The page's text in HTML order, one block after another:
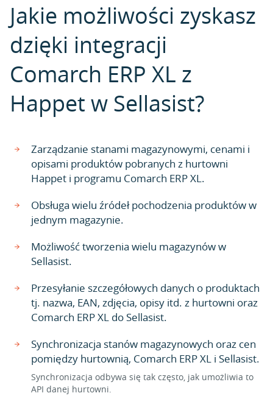
Jakie możliwości zyskasz
dzięki integracji
Comarch ERP XL z
Happet w Sellasist?
Zarządzanie stanami magazynowymi, cenami i
opisami produktów pobranych z hurtowni
Happet i programu Comarch ERP XL.
Obsługa wielu źródeł pochodzenia produktów w
jednym magazynie.
Możliwość tworzenia wielu magazynów w
Sellasist.
Przesyłanie szczegółowych danych o produktach
tj. nazwa, EAN, zdjęcia, opisy itd. z hurtowni oraz
Comarch ERP XL do Sellasist.
Synchronizacja stanów magazynowych oraz cen
pomiędzy hurtownią, Comarch ERP XL i Sellasist.
Synchronizacja odbywa się tak często, jak umożliwia to
API danej hurtowni.